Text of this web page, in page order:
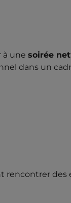
à une soirée
dans un
rencontrer des